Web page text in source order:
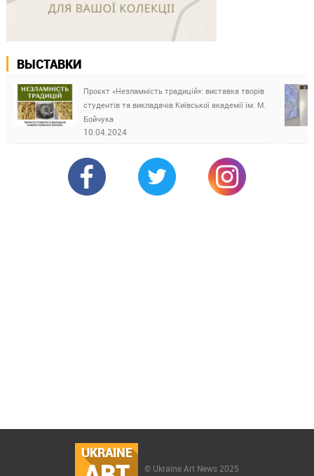
ВЫСТАВКИ
Проєкт «Незламність традицій»: виставка творів
студентів та викладачів Київської академії ім. М.
Бойчука
10.04.2024
UKRAINE
© Ukraine Art News 2025